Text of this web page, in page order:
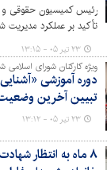
رئیس کمیسیون حقوقی و
تأکید بر عملکرد
و احداث پارک‌های
۳۲ پارک محلات در
ایجاد پارک‌های موضوعی
است که در تکریم مادران
تقدیم محضرشان داشته‌ایم.
۲۳ تیر ۰۵ - ۱۳:۱۵
ویژه کارکنان شورای اسلامی
دوره آموزشی
تبیین آخرین
۲۳ تیر ۰۵ - ۱۳:۱۲
۸ ماه به انتظار